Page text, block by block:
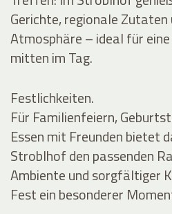
Gerichte, regionale Zutaten
Atmosphäre – ideal für
mitten im Tag.
Festlichkeiten.
Für Familienfeiern,
Essen mit Freunden bietet
Stroblhof den passenden
Ambiente und sorgfältiger
Fest ein besonderer